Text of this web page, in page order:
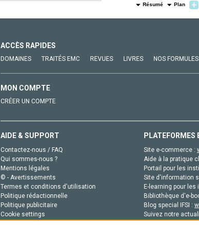
Résumé Plan
ACCÈS RAPIDES
DOMAINES TRAITÉS EMC REVUES LIVRES NOS
MON COMPTE
CRÉER UN COMPTE
AIDE & SUPPORT
Contactez-nous / FAQ
Qui sommes-nous ?
Mentions légales
© - Avertissements
Termes et conditions d'utilisation
Politique rédactionnelle
Politique publicitaire
Cookie settings
PLATEFORMES
Site e-commerce :
Aide à la pratique
Portail pour les
Site d'information
E-learning pour les
Bibliothèque d'e-
Blog special IFSI :
Suivez notre